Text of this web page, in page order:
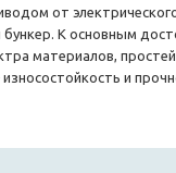
от
К основным
материалов,
и